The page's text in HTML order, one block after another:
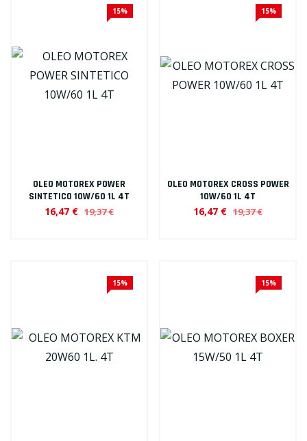
15%
OLEO MOTOREX POWER
SINTETICO 10W/60 1L 4T
16,47 € 19,37 €
15%
OLEO MOTOREX CROSS POWER
10W/60 1L 4T
16,47 € 19,37 €
15% 15%